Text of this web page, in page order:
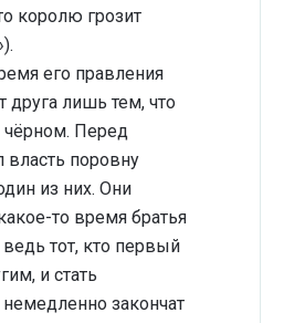
королю грозит
его правления
друга лишь тем, что
чёрном. Перед
власть поровну
из них. Они
то время братья
тот, кто первый
и стать
закончат